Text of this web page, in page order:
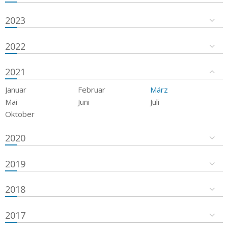
2023
2022
2021
Januar Februar
März
Mai
Juni
Juli
Oktober
2020
2019
2018
2017